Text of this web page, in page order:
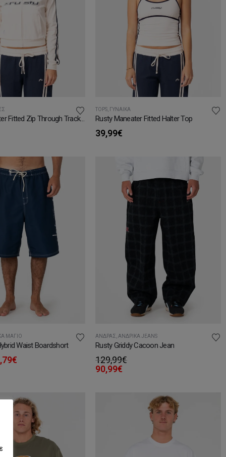
Rusty Maneater Fitted Zip Through Track Jacket
TOPS ΓΥΝΑΊΚΑ
Rusty Maneater Fitted Halter Top
39,99€
ΜΑΓΙΌ
Waist Boardshort
€
52,79€.
ΆΝΔΡΑΣ,ΑΝΔΡΙΚΆ JEANS
Rusty Griddy Cacoon Jean
129,99€
90,99€